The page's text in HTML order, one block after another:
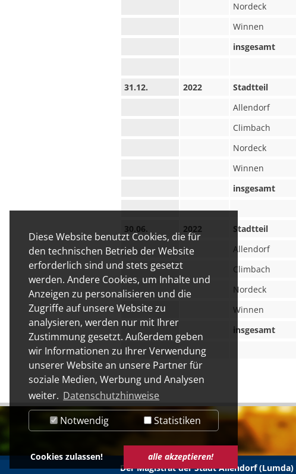
Diese Website benutzt Cookies, die für
den technischen Betrieb der Website
erforderlich sind und stets gesetzt
werden. Andere Cookies, um Inhalte und
Anzeigen zu personalisieren und die
Zugriffe auf unsere Website zu
analysieren, werden nur mit Ihrer
Zustimmung gesetzt. Außerdem geben
wir Informationen zu Ihrer Verwendung
unserer Website an unsere Partner für
soziale Medien, Werbung und Analysen
weiter. Datenschutzhinweise
Notwendig
Statistiken
Cookies zulassen! alle akzeptieren!
Nordeck
Winnen
insgesamt
31.12. 2022 Stadtteil
Allendorf
Climbach
Nordeck
Winnen
insgesamt
30.06. 2022 Stadtteil
Allendorf
Climbach
Nordeck
Winnen
insgesamt
Der Magistrat der Stadt Allendorf (Lumda)